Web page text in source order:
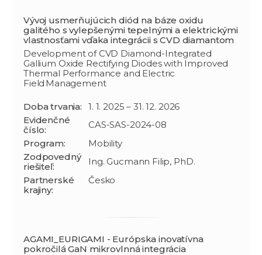
Vývoj usmerňujúcich diód na báze oxidu
galitého s vylepšenými tepelnými a elektrickými
vlastnosťami vďaka integrácii s CVD diamantom
Development of CVD Diamond-Integrated
Gallium Oxide Rectifying Diodes with Improved
Thermal Performance and Electric
Field Management
Doba trvania:
1. 1. 2025 – 31. 12. 2026
Evidenčné
číslo:
CAS-SAS-2024-08
Program:
Mobility
Zodpovedný
riešiteľ:
Ing. Gucmann Filip, PhD.
Partnerské
krajiny:
Česko
AGAMI_EURIGAMI - Európska inovatívna
pokročilá GaN mikrovlnná integrácia